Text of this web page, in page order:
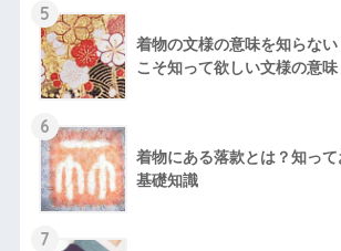
5
着物の文様の意味を知らな
こそ知って欲しい文様の意味
6
着物にある落款とは？知っ
基礎知識
7